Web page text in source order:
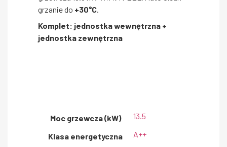
grzanie do +30°C.
Komplet: jednostka wewnętrzna +
jednostka zewnętrzna
Moc grzewcza (kW) 13.5
Klasa energetyczna A++